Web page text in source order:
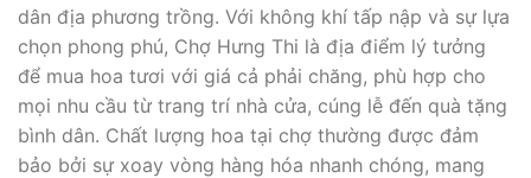
dân địa phương trồng. Với không khí tấp nập và sự lựa
chọn phong phú, Chợ Hưng Thi là địa điểm lý tưởng
để mua hoa tươi với giá cả phải chăng, phù hợp cho
mọi nhu cầu từ trang trí nhà cửa, cúng lễ đến quà tặng
bình dân. Chất lượng hoa tại chợ thường được đảm
bảo bởi sự xoay vòng hàng hóa nhanh chóng, mang